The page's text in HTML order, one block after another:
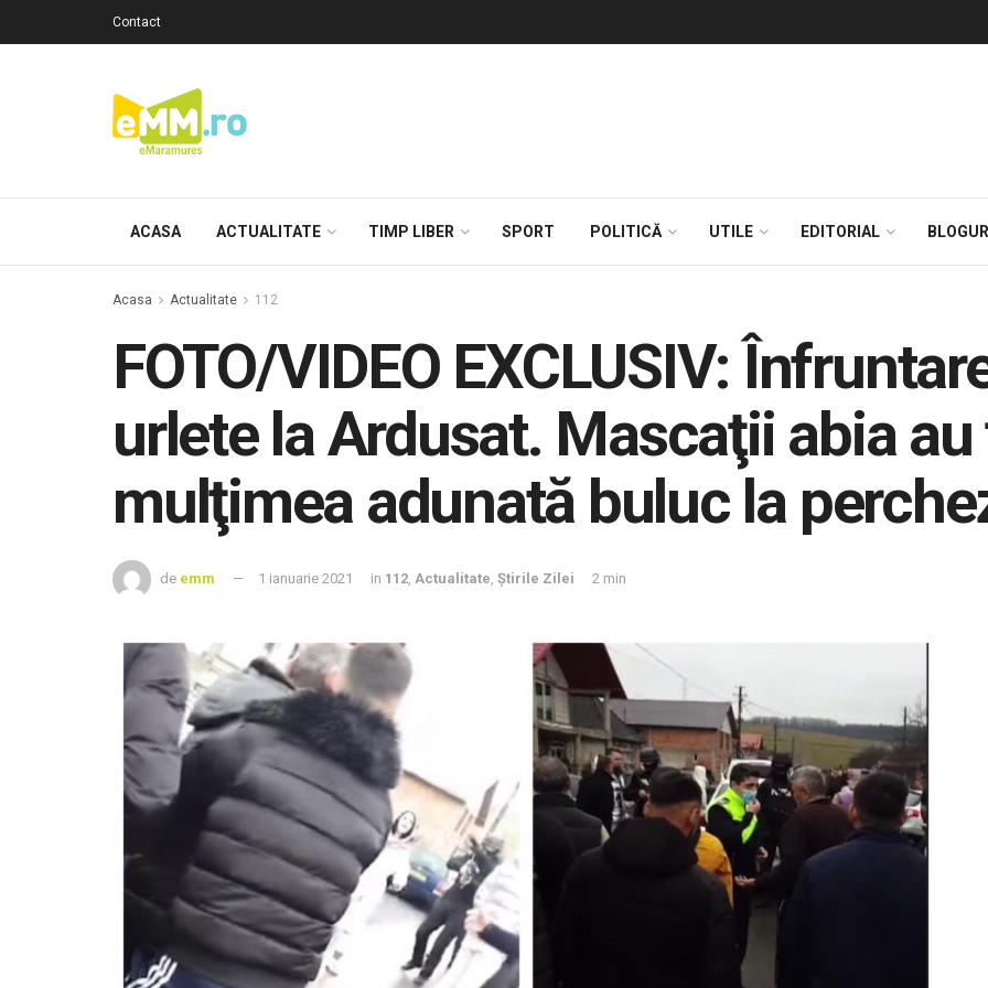
Contact
ACASA ACTUALITATE TIMP LIBER SPORT POLITICĂ UTILE EDITORIAL
Acasa Actualitate 112
FOTO/VIDEO EXCLUSIV:
urlete la Ardusat. Mascaţii abia
mulţimea adunată buluc la
de emm 1 ianuarie 2021 in 112, Actualitate, Știrile Zilei 2 min